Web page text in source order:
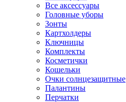
Все аксессуары
Головные уборы
Зонты
Картхолдеры
Ключницы
Комплекты
Косметички
Кошельки
Очки солнцезащитные
Палантины
Перчатки